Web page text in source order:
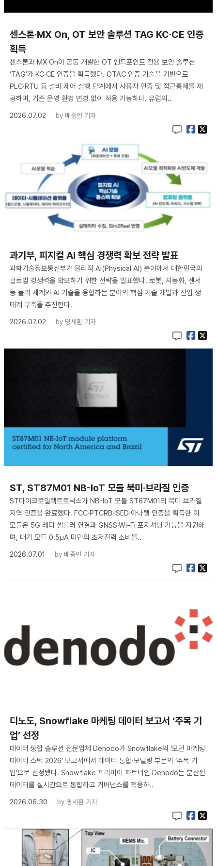
센스톤·MX On, OT 보안 솔루션 TAG KC·CE 인증
획득
센스톤과 MX On이 공동 개발한 OT 엔드포인트 전용 보안 솔루션
‘TAG’가 KC·CE 인증을 획득했다. OTAC 인증 기술을 기반으로
PLC·RTU 등 설비 제어 실행 단계에서 사용자 인증 및 접근통제를 제
공하며, 기존 운영 환경 변경 없이 적용 가능하다. 유럽의..
2026.07.02
by 배종인 기자
과기부, 피지컬 AI 핵심 경쟁력 확보 전략 발표
과학기술정보통신부가 물리적 AI(Physical AI) 분야에서 대한민국의
글로벌 경쟁력을 확보하기 위한 전략을 발표했다. 로봇, 자동화, 센서
등 물리 세계와 AI 기술을 융합하는 분야의 핵심 기술 개발과 산업 생
태계 구축을 추진한다.
2026.07.02
by 명세환 기자
ST, ST87M01 NB-IoT 모듈 북미·브라질 인증
ST마이크로일렉트로닉스가 NB-IoT 모듈 ST87M01의 북미·브라질
지역 인증을 완료했다. FCC·PTCRB·ISED·아나텔 인증을 획득한 이
모듈은 5G 레디 셀룰러 연결과 GNSS·Wi-Fi 포지셔닝 기능을 지원하
며, 대기 모드 0.5μA 미만의 초저전력 소비를..
2026.07.01
by 배종인 기자
디노도, Snowflake 마케팅 데이터 보고서 ‘주목 기
업’ 선정
데이터 통합 솔루션 전문업체 Denodo가 Snowflake의 ‘모던 마케팅
데이터 스택 2026’ 보고서에서 데이터 통합·모델링 부문의 ‘주목 기
업’으로 선정됐다. Snowflake 프리미어 파트너인 Denodo는 분산된
데이터를 실시간으로 통합하고 거버넌스를 적용하..
2026.06.30
by 명세환 기자